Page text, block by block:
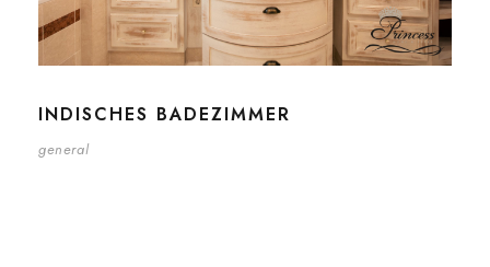
INDISCHES BADEZIMMER
general